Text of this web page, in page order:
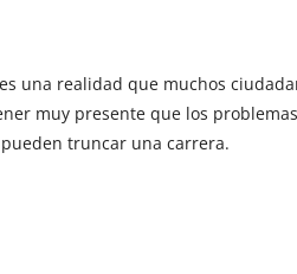
una realidad que muchos
muy presente que los
truncar una carrera.